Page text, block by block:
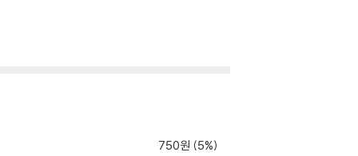
750원 (5%)